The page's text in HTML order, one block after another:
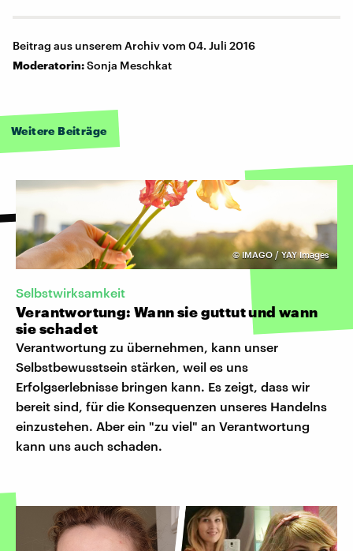
Beitrag aus unserem Archiv vom 04. Juli 2016
Moderatorin:Sonja Meschkat
Weitere Beiträge
©IMAGO / YAY Images
Selbstwirksamkeit
Verantwortung: Wann sie guttut und wann
sie schadet
Verantwortung zu übernehmen, kann unser
Selbstbewusstsein stärken, weil es uns
Erfolgserlebnisse bringen kann. Es zeigt, dass wir
bereit sind, für die Konsequenzen unseres Handelns
einzustehen. Aber ein "zu viel" an Verantwortung
kann uns auch schaden.